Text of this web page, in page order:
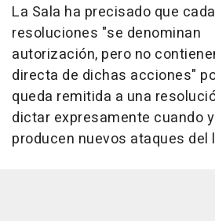
La Sala ha precisado que
resoluciones "se denominan
autorización, pero no
directa de dichas acciones"
queda remitida a una
dictar expresamente cuando
producen nuevos ataques del